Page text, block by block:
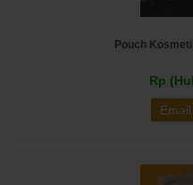
Pouch
Rp
Email